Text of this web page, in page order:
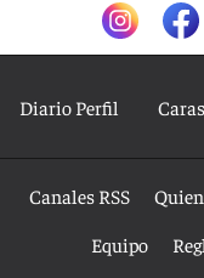
Diario Perfil Caras
Canales RSS
Equipo